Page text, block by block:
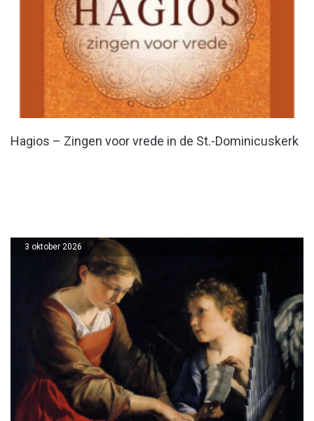
Hagios – Zingen voor vrede in de St.-Dominicuskerk
3 oktober 2026